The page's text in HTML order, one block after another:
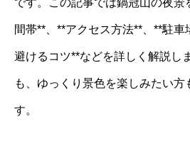
です。この記事では鍋冠山の夜景
間帯**、**アクセス方法**、**駐
避けるコツ**などを詳しく解説し
も、ゆっくり景色を楽しみたい
す。